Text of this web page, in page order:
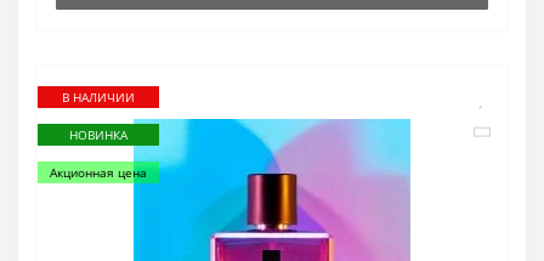
В НАЛИЧИИ
НОВИНКА
Акционная цена